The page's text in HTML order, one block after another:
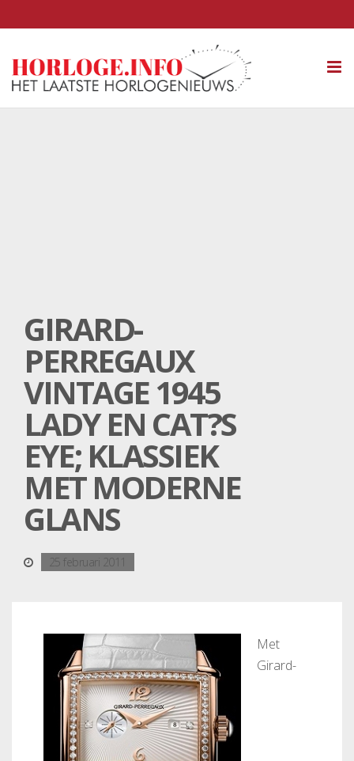
GIRARD-
PERREGAUX
VINTAGE 1945
LADY EN CAT?S
EYE; KLASSIEK
MET MODERNE
GLANS
25 februari 2011
Met
Girard-